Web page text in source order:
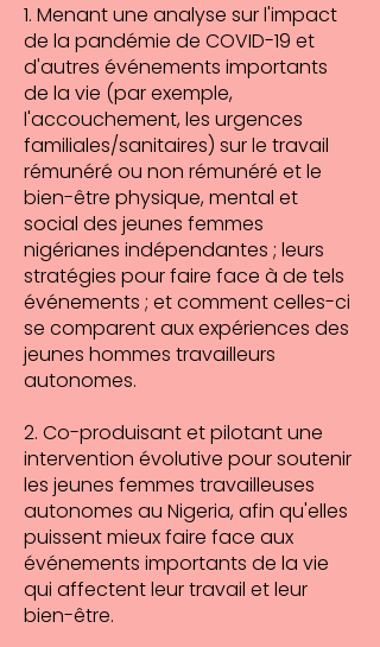
1. Menant une analyse sur l'impact
de la pandémie de COVID-19 et
d'autres événements importants
de la vie (par exemple,
l'accouchement, les urgences
familiales/sanitaires) sur le travail
rémunéré ou non rémunéré et le
bien-être physique, mental et
social des jeunes femmes
nigérianes indépendantes ; leurs
stratégies pour faire face à de tels
événements ; et comment celles-ci
se comparent aux expériences des
jeunes hommes travailleurs
autonomes.
2. Co-produisant et pilotant une
intervention évolutive pour soutenir
les jeunes femmes travailleuses
autonomes au Nigeria, afin qu'elles
puissent mieux faire face aux
événements importants de la vie
qui affectent leur travail et leur
bien-être.